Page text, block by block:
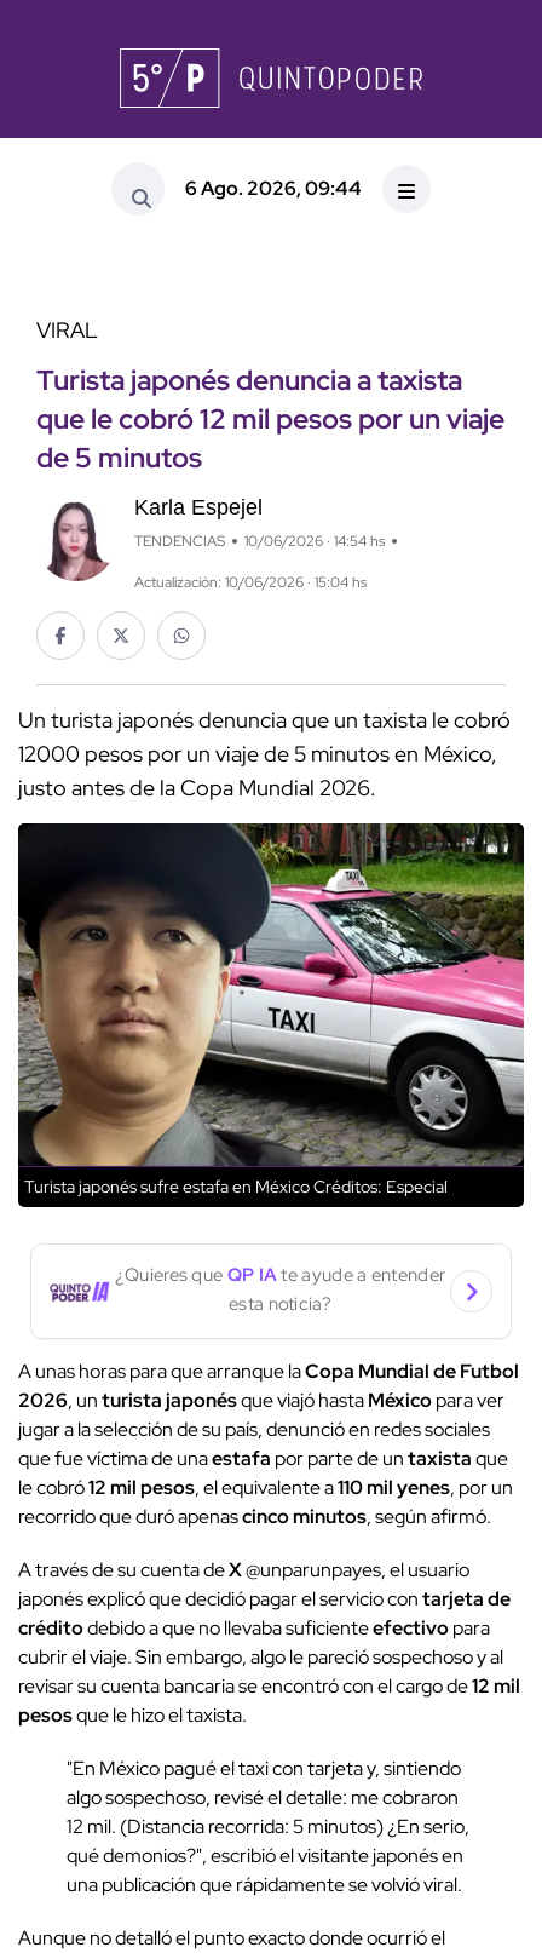
6 Ago. 2026, 09:44
VIRAL
Turista japonés denuncia a taxista
que le cobró 12 mil pesos por un viaje
de 5 minutos
Karla Espejel
TENDENCIAS 10/06/2026 · 14:54 hs
Actualización: 10/06/2026 · 15:04 hs
Un turista japonés denuncia que un taxista le cobró
12000 pesos por un viaje de 5 minutos en México,
justo antes de la Copa Mundial 2026.
Turista japonés sufre estafa en MéxicoCréditos: Especial
¿Quieres que QP IAte ayude a entender
esta noticia?
A unas horas para que arranque laCopa Mundial de Futbol
2026, unturista japonésque viajó hastaMéxicopara ver
jugar a la selección de su país, denunció en redes sociales
que fue víctima de unaestafa por parte de untaxistaque
le cobró12 mil pesos, el equivalente a110 mil yenes, por un
recorrido que duró apenascinco minutos, según afirmó.
A través de su cuenta deX@unparunpayes, el usuario
japonés explicó que decidió pagar el servicio contarjeta de
créditodebido a que no llevaba suficienteefectivopara
cubrir el viaje. Sin embargo, algo le pareció sospechoso y al
revisar su cuenta bancaria se encontró con el cargo de12 mil
pesosque le hizo el taxista.
"En México pagué el taxi con tarjeta y, sintiendo
algo sospechoso, revisé el detalle: me cobraron
12 mil. (Distancia recorrida: 5 minutos) ¿En serio,
qué demonios?", escribió el visitante japonés en
una publicación que rápidamente se volvió viral.
Aunque no detalló el punto exacto donde ocurrió el